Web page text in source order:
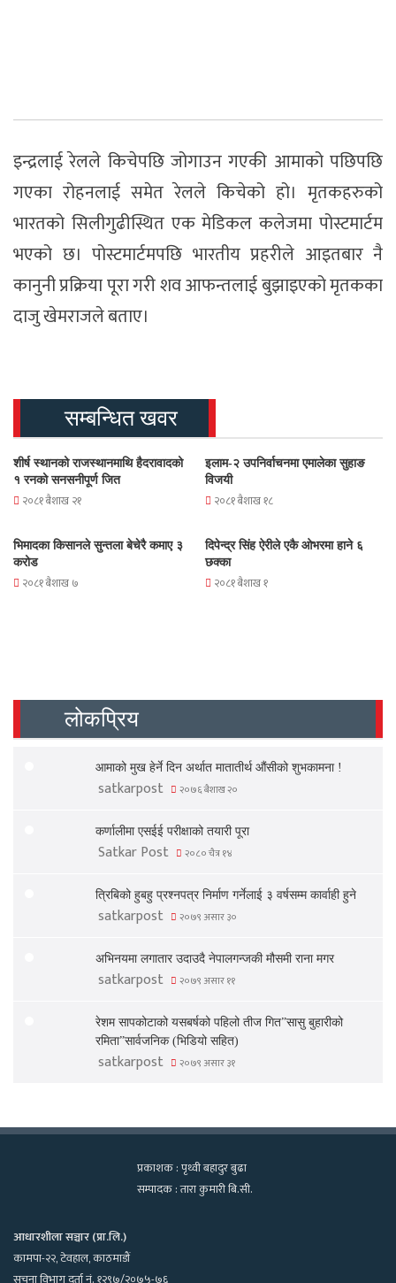
इन्द्रलाई रेलले किचेपछि जोगाउन गएकी आमाको पछिपछि
गएका रोहनलाई समेत रेलले किचेको हो। मृतकहरुको
भारतको सिलीगुढीस्थित एक मेडिकल कलेजमा पोस्टमार्टम
भएको छ। पोस्टमार्टमपछि भारतीय प्रहरीले आइतबार नै
कानुनी प्रक्रिया पूरा गरी शव आफन्तलाई बुझाइएको मृतकका
दाजु खेमराजले बताए।
सम्बन्धित खवर
शीर्ष स्थानको राजस्थानमाथि हैदरावादको
१ रनको सनसनीपूर्ण जित
२०८१ बैशाख २१
इलाम-२ उपनिर्वाचनमा एमालेका सुहाङ
विजयी
२०८१ बैशाख १८
भिमादका किसानले सुन्तला बेचेरै कमाए ३
करोड
२०८१ बैशाख ७
दिपेन्द्र सिंह ऐरीले एकै ओभरमा हाने ६
छक्का
२०८१ बैशाख १
लोकप्रिय
आमाको मुख हेर्ने दिन अर्थात मातातीर्थ औंसीको शुभकामना !
satkarpost २०७६ बैशाख २०
कर्णालीमा एसईई परीक्षाको तयारी पूरा
Satkar Post २०८० चैत्र १४
त्रिबिको हुबहु प्रश्नपत्र निर्माण गर्नेलाई ३ वर्षसम्म कार्वाही हुने
satkarpost २०७९ असार ३०
अभिनयमा लगातार उदाउदै नेपालगन्जकी मौसमी राना मगर
satkarpost २०७९ असार ११
रेशम सापकोटाको यसबर्षको पहिलो तीज गित”सासु बुहारीको
रमिता”सार्वजनिक (भिडियो सहित)
satkarpost २०७९ असार ३१
प्रकाशक : पृथ्वी बहादुर बुढा
सम्पादक : तारा कुमारी बि.सी.
आधारशीला सञ्चार (प्रा.लि.)
कामपा-२२, टेवहाल, काठमाडाैं